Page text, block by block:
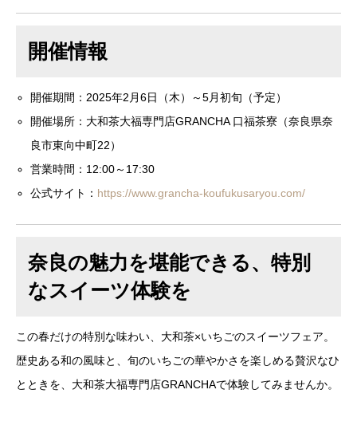
開催情報
開催期間：2025年2月6日（木）～5月初旬（予定）
開催場所：大和茶大福専門店GRANCHA 口福茶寮（奈良県奈
良市東向中町22）
営業時間：12:00～17:30
公式サイト： https://www.grancha-koufukusaryou.com/
奈良の魅力を堪能できる、特別
なスイーツ体験を
この春だけの特別な味わい、大和茶×いちごのスイーツフェア。
歴史ある和の風味と、旬のいちごの華やかさを楽しめる贅沢なひ
とときを、大和茶大福専門店GRANCHAで体験してみませんか。